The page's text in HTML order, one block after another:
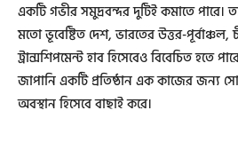
একটি গভীর সমুদ্রবন্দর দুটিই কমাতে পারে।
মতো ভূবেষ্টিত দেশ, ভারতের উত্তর-পূর্বাঞ্চল,
ট্রান্সশিপমেন্ট হাব হিসেবেও বিবেচিত হতে
জাপানি একটি প্রতিষ্ঠান এক কাজের জন্য
অবস্থান হিসেবে বাছাই করে।